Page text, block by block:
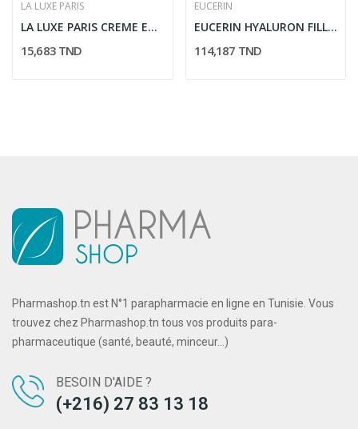
LA LUXE PARIS
LA LUXE PARIS CREME ET MASQUE BLANCHISSANT ET...
15,683 TND
EUCERIN
EUCERIN HYALURON FILLER ELASTICITY SOIN DE NUIT...
114,187 TND
Pharmashop.tn est N°1 parapharmacie en ligne en Tunisie. Vous
trouvez chez Pharmashop.tn tous vos produits para-
pharmaceutique (santé, beauté, minceur...)
BESOIN D'AIDE ?
(+216) 27 83 13 18